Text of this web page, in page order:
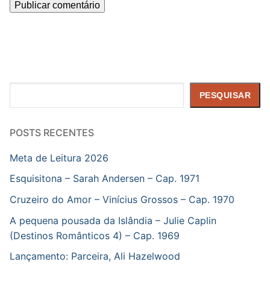
PESQUISAR
POSTS RECENTES
Meta de Leitura 2026
Esquisitona – Sarah Andersen – Cap. 1971
Cruzeiro do Amor – Vinícius Grossos – Cap. 1970
A pequena pousada da Islândia – Julie Caplin
(Destinos Românticos 4) – Cap. 1969
Lançamento: Parceira, Ali Hazelwood